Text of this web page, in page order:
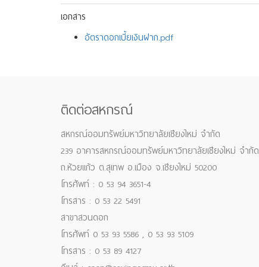
เอกสาร
อัตราดอกเบี้ยเงินฝาก.pdf
ติดต่อสหกรณ์
สหกรณ์ออมทรัพย์มหาวิทยาลัยเชียงใหม่ จำกัด
239 อาคารสหกรณ์ออมทรัพย์มหาวิทยาลัยเชียงใหม่ จำกัด
ถ.ห้วยแก้ว ต.สุเทพ อ.เมือง จ.เชียงใหม่ 50200
โทรศัพท์ : 0 53 94 3651-4
โทรสาร : 0 53 22 5491
สาขาสวนดอก
โทรศัพท์ 0 53 93 5586 , 0 53 93 5109
โทรสาร : 0 53 89 4127